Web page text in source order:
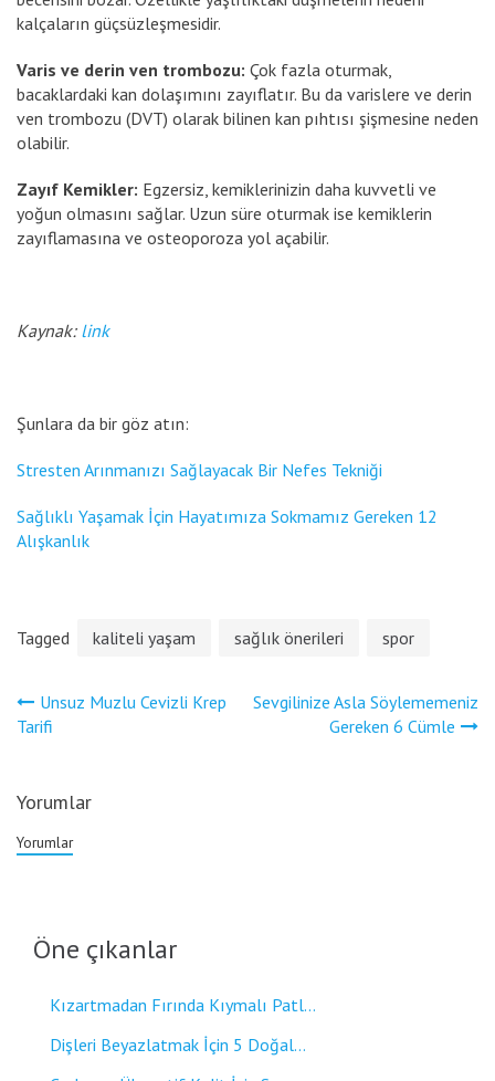
kalçaların güçsüzleşmesidir.
Varis ve derin ven trombozu: Çok fazla oturmak,
bacaklardaki kan dolaşımını zayıflatır. Bu da varislere ve derin
ven trombozu (DVT) olarak bilinen kan pıhtısı şişmesine neden
olabilir.
Zayıf Kemikler: Egzersiz, kemiklerinizin daha kuvvetli ve
yoğun olmasını sağlar. Uzun süre oturmak ise kemiklerin
zayıflamasına ve osteoporoza yol açabilir.
Kaynak: link
Şunlara da bir göz atın:
Stresten Arınmanızı Sağlayacak Bir Nefes Tekniği
Sağlıklı Yaşamak İçin Hayatımıza Sokmamız Gereken 12
Alışkanlık
Tagged kaliteli yaşam sağlık önerileri spor
Yazı
gezinmesi
Unsuz Muzlu Cevizli Krep
Tarifi
Sevgilinize Asla Söylememeniz
Gereken 6 Cümle
Yorumlar
Yorumlar
Öne çıkanlar
Kızartmadan Fırında Kıymalı Patl...
Dişleri Beyazlatmak İçin 5 Doğal...